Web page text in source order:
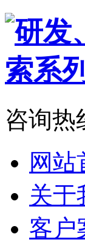
咨询热
网站
关于
客户